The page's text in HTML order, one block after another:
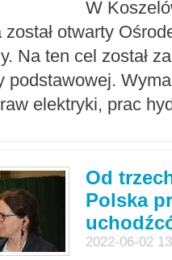
W
otwarty
Na ten cel został
podstawowej.
elektryki, prac
Od
Polska
2022-06-02